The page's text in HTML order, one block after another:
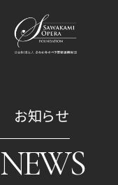
お知らせ
NEWS